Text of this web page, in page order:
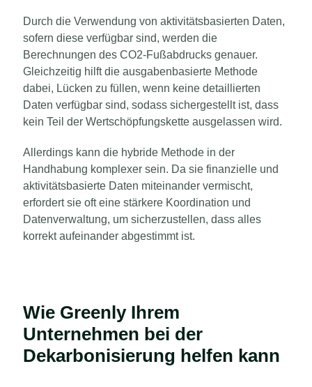
Durch die Verwendung von aktivitätsbasierten Daten,
sofern diese verfügbar sind, werden die
Berechnungen des CO2-Fußabdrucks genauer.
Gleichzeitig hilft die ausgabenbasierte Methode
dabei, Lücken zu füllen, wenn keine detaillierten
Daten verfügbar sind, sodass sichergestellt ist, dass
kein Teil der Wertschöpfungskette ausgelassen wird.
Allerdings kann die hybride Methode in der
Handhabung komplexer sein. Da sie finanzielle und
aktivitätsbasierte Daten miteinander vermischt,
erfordert sie oft eine stärkere Koordination und
Datenverwaltung, um sicherzustellen, dass alles
korrekt aufeinander abgestimmt ist.
Wie Greenly Ihrem
Unternehmen bei der
Dekarbonisierung helfen kann